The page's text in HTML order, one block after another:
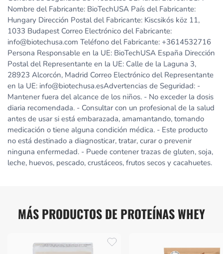
Nombre del Fabricante: BioTechUSA País del Fabricante:
Hungary Dirección Postal del Fabricante: Kiscsikós köz 11,
1033 Budapest Correo Electrónico del Fabricante:
info@biotechusa.com Teléfono del Fabricante: +3614532716
Persona Responsable en la UE: BioTechUSA España Dirección
Postal del Representante en la UE: Calle de la Laguna 3,
28923 Alcorcón, Madrid Correo Electrónico del Representante
en la UE: info@biotechusa.esAdvertencias de Seguridad: -
Mantener fuera del alcance de los niños. - No exceder la dosis
diaria recomendada. - Consultar con un profesional de la salud
antes de usar si está embarazada, amamantando, tomando
medicación o tiene alguna condición médica. - Este producto
no está destinado a diagnosticar, tratar, curar o prevenir
ninguna enfermedad. - Puede contener trazas de gluten, soja,
leche, huevos, pescado, crustáceos, frutos secos y cacahuetes.
MÁS PRODUCTOS DE PROTEÍNAS WHEY